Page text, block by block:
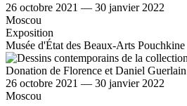
26 octobre 2021 — 30 janvier 2022
Moscou
Exposition
Musée d'État des Beaux-Arts Pouchkine
26 octobre 2021 — 30 janvier 2022
Moscou